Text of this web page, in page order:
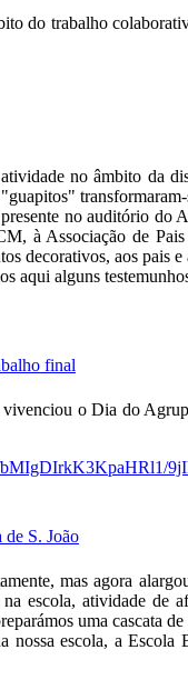
do trabalho
no âmbito da
no auditório do
à Associação de
decorativos, aos pais
aqui alguns
final
o Dia do
S. João
mas agora
escola, atividade de
uma cascata
escola, a